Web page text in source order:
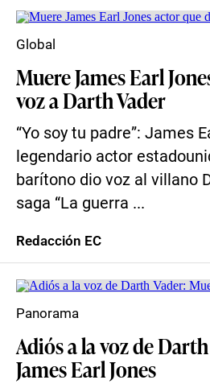
Muere James Earl
voz a Darth Vader
“Yo soy tu padre”: James
legendario actor
barítono dio voz al villano
saga “La guerra ...
Global
Redacción EC
Adiós a la voz de
James Earl Jones
Panorama